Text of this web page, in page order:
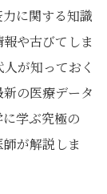
に関する知識
や古びてしま
が知っておく
の医療データ
学ぶ究極の
が解説しま